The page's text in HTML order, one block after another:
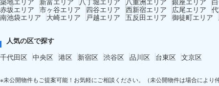
赤坂エリア 市ヶ谷エリア 四谷エリア 西新宿エリア 広尾エリア
南池袋エリア
大崎エリア 戸越エリア 五反田エリア 御徒町エリア
人気の区で探す
千代田区 中央区 港区 新宿区 渋谷区 品川区 台東区 文京区
※未公開物件もご提案可能！お気軽にご相談ください。（未公開物件は場合により